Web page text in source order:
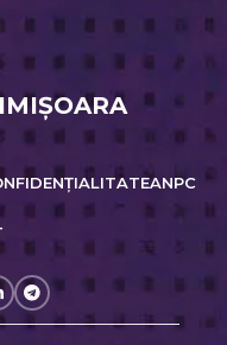
ANPC